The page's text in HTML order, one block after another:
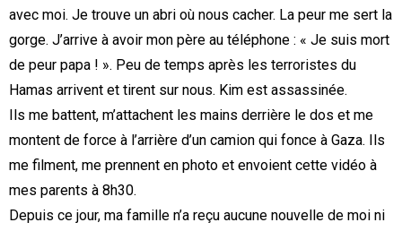
avec moi. Je trouve un abri où nous cacher. La peur me sert la
gorge. J’arrive à avoir mon père au téléphone : « Je suis mort
de peur papa ! ». Peu de temps après les terroristes du
Hamas arrivent et tirent sur nous. Kim est assassinée.
Ils me battent, m’attachent les mains derrière le dos et me
montent de force à l’arrière d’un camion qui fonce à Gaza. Ils
me filment, me prennent en photo et envoient cette vidéo à
mes parents à 8h30.
Depuis ce jour, ma famille n’a reçu aucune nouvelle de moi ni